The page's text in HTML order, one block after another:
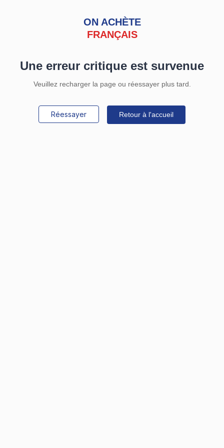
ON ACHÈTE
FRANÇAIS
Une erreur critique est survenue
Veuillez recharger la page ou réessayer plus tard.
Réessayer Retour à l'accueil